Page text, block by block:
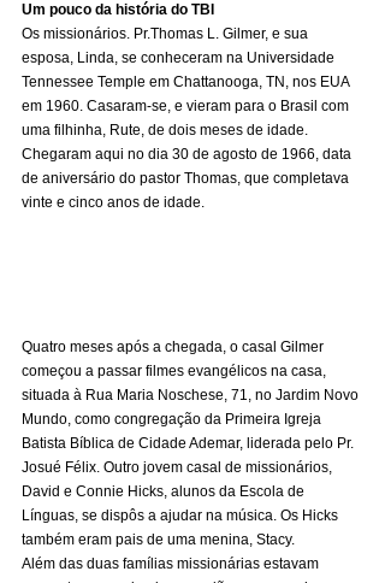
Um pouco da história do TBI
Os missionários. Pr.Thomas L. Gilmer, e sua
esposa, Linda, se conheceram na Universidade
Tennessee Temple em Chattanooga, TN, nos EUA
em 1960. Casaram-se, e vieram para o Brasil com
uma filhinha, Rute, de dois meses de idade.
Chegaram aqui no dia 30 de agosto de 1966, data
de aniversário do pastor Thomas, que completava
vinte e cinco anos de idade.
Quatro meses após a chegada, o casal Gilmer
começou a passar filmes evangélicos na casa,
situada à Rua Maria Noschese, 71, no Jardim Novo
Mundo, como congregação da Primeira Igreja
Batista Bíblica de Cidade Ademar, liderada pelo Pr.
Josué Félix. Outro jovem casal de missionários,
David e Connie Hicks, alunos da Escola de
Línguas, se dispôs a ajudar na música. Os Hicks
também eram pais de uma menina, Stacy.
Além das duas famílias missionárias estavam